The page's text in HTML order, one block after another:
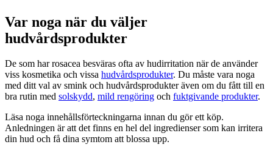
Var noga när du väljer
hudvårdsprodukter
De som har rosacea besväras ofta av hudirritation när de använder
viss kosmetika och vissa hudvårdsprodukter. Du måste vara noga
med ditt val av smink och hudvårdsprodukter även om du fått till en
bra rutin med solskydd, mild rengöring och fuktgivande produkter.
Läsa noga innehållsförteckningarna innan du gör ett köp.
Anledningen är att det finns en hel del ingredienser som kan irritera
din hud och få dina symtom att blossa upp.